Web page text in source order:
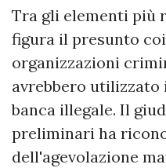
Tra gli elementi più
figura il presunto
organizzazioni
avrebbero
banca illegale. Il
preliminari ha
dell'agevolazione